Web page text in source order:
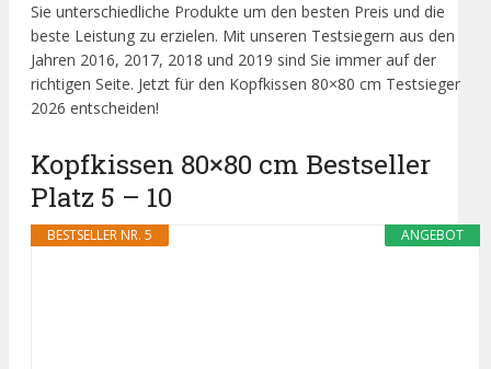
Sie unterschiedliche Produkte um den besten Preis und die
beste Leistung zu erzielen. Mit unseren Testsiegern aus den
Jahren 2016, 2017, 2018 und 2019 sind Sie immer auf der
richtigen Seite. Jetzt für den Kopfkissen 80×80 cm Testsieger
2026 entscheiden!
Kopfkissen 80×80 cm Bestseller
Platz 5 – 10
ANGEBOT
BESTSELLER NR. 5